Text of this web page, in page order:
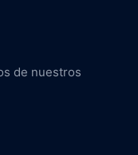
de nuestros